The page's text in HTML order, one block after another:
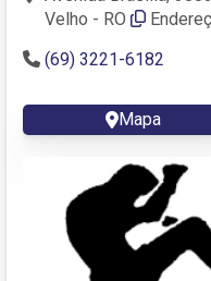
Velho - RO
(69) 3221-6182
Mapa